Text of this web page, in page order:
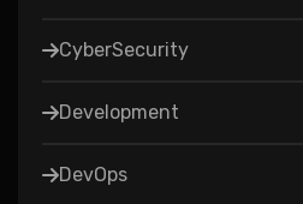
CyberSecurity
Development
DevOps